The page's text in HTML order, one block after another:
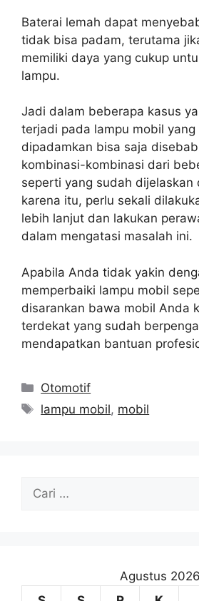
Baterai lemah dapat
tidak bisa padam, terutama
memiliki daya yang cukup
lampu.
Jadi dalam beberapa kasus
terjadi pada lampu mobil
dipadamkan bisa saja
kombinasi-kombinasi dari
seperti yang sudah dijelaskan
karena itu, perlu sekali
lebih lanjut dan lakukan
dalam mengatasi masalah ini.
Apabila Anda tidak yakin
memperbaiki lampu mobil
disarankan bawa mobil Anda
terdekat yang sudah
mendapatkan bantuan
Kategori
Otomotif
Tag
lampu mobil, mobil
untuk:
Agustus 2026